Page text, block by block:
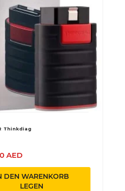
THINKCAR Thinkdiag
AED
DEN WARENKORB
LEGEN